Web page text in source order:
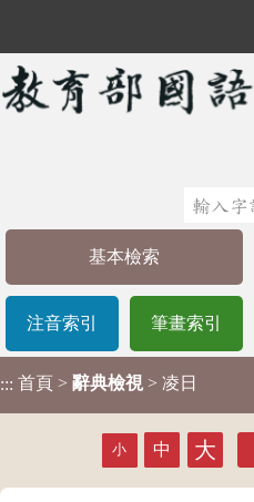
基本檢索
注音索引 筆畫索引
::: 首頁 > 辭典檢視 > 凌日
小 中 大